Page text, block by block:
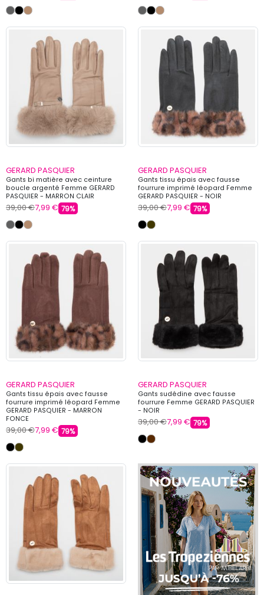
GERARD PASQUIER
Gants bi matière avec ceinture
boucle argenté Femme GERARD
PASQUIER - MARRON CLAIR
39,00 €7,99 € 79%
GERARD PASQUIER
Gants tissu épais avec fausse
fourrure imprimé léopard Femme
GERARD PASQUIER - NOIR
39,00 €7,99 € 79%
GERARD PASQUIER
Gants tissu épais avec fausse
fourrure imprimé léopard Femme
GERARD PASQUIER - MARRON
FONCE
39,00 €7,99 € 79%
GERARD PASQUIER
Gants sudédine avec fausse
fourrure Femme GERARD PASQUIER
- NOIR
39,00 €7,99 € 79%